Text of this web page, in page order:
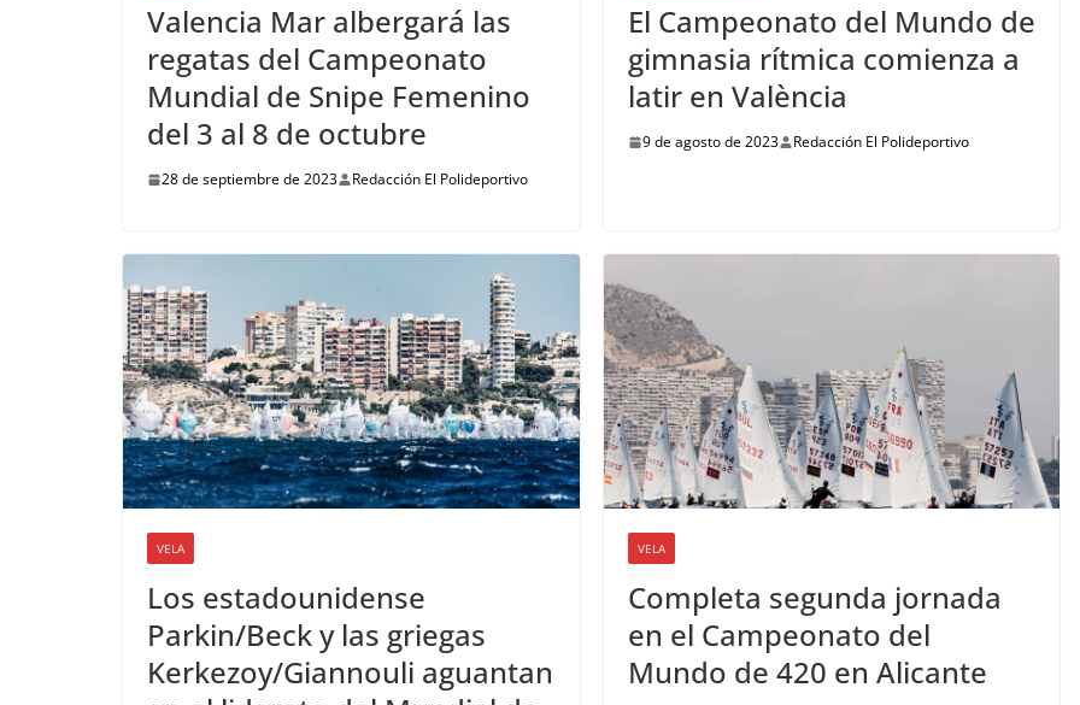
Valencia Mar albergará las
regatas del Campeonato
Mundial de Snipe Femenino
del 3 al 8 de octubre
28 de septiembre de 2023 Redacción El Polideportivo
El Campeonato del Mundo de
gimnasia rítmica comienza a
latir en València
9 de agosto de 2023 Redacción El Polideportivo
VELA
Los estadounidense
Parkin/Beck y las griegas
Kerkezoy/Giannouli aguantan
VELA
Completa segunda jornada
en el Campeonato del
Mundo de 420 en Alicante